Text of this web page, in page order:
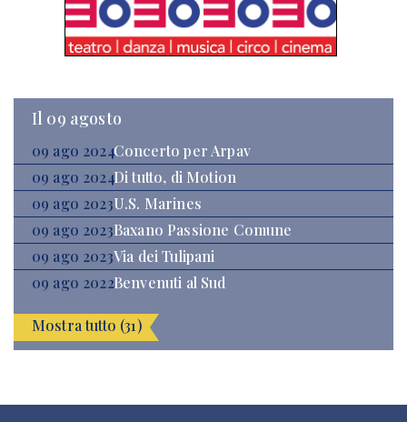
Il 09 agosto
09 ago 2024Concerto per Arpav
09 ago 2024Di tutto, di Motion
09 ago 2023U.S. Marines
09 ago 2023Baxano Passione Comune
09 ago 2023Via dei Tulipani
09 ago 2022Benvenuti al Sud
Mostra tutto (31)